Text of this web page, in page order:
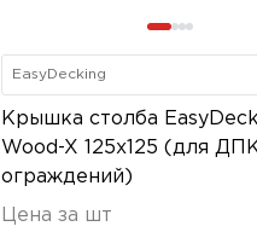
EasyDecking
Крышка столба
Wood-X 125х125 (для
ограждений)
Цена за шт